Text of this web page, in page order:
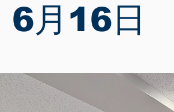
6月16日